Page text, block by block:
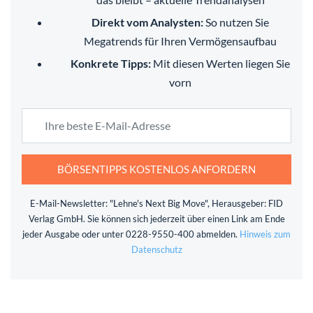
Direkt vom Analysten:So nutzen Sie
Megatrends für Ihren Vermögensaufbau
Konkrete Tipps: Mit diesen Werten liegen Sie
vorn
BÖRSENTIPPS KOSTENLOS ANFORDERN
E-Mail-Newsletter: "Lehne's Next Big Move", Herausgeber: FID
Verlag GmbH. Sie können sich jederzeit über einen Link am Ende
jeder Ausgabe oder unter 0228-9550-400 abmelden. Hinweis zum
Datenschutz